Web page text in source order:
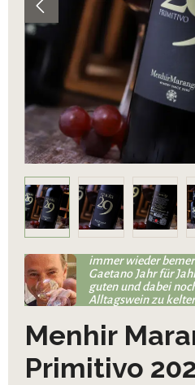
immer wieder
Gaetano Jahr für
guten und dabei
Alltagswein zu
Menhir
Primitivo